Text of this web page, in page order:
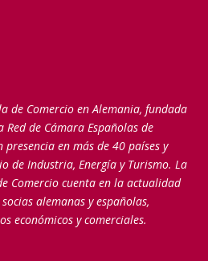
de Comercio en Alemania, fundada
de Cámara Españolas de
presencia en más de 40 países y
de Industria, Energía y Turismo. La
Comercio cuenta en la actualidad
alemanas y españolas,
económicos y comerciales.